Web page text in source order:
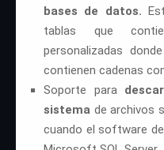
bases de datos.
tablas que
personalizadas
contienen cadenas
Soporte para
sistema de archivos
cuando el software